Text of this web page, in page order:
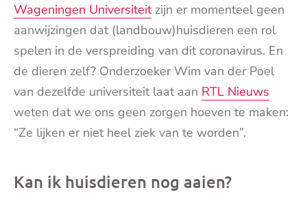
Wageningen Universiteitzijn er momenteel geen
aanwijzingen dat (landbouw)huisdieren een rol
spelen in de verspreiding van dit coronavirus. En
de dieren zelf? Onderzoeker Wim van der Poel
van dezelfde universiteit laat aan RTL Nieuws
weten dat we ons geen zorgen hoeven te maken:
“Ze lijken er niet heel ziek van te worden”.
Kan ik huisdieren nog aaien?